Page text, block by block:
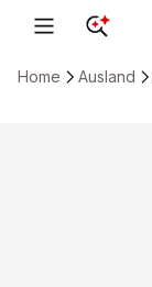
Home Ausland